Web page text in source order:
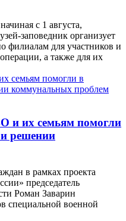
с 1 августа,
организует
филиалам для участников и
а также для их
и их семьям помогли
решении
в рамках проекта
председатель
Роман Заварин
специальной военной